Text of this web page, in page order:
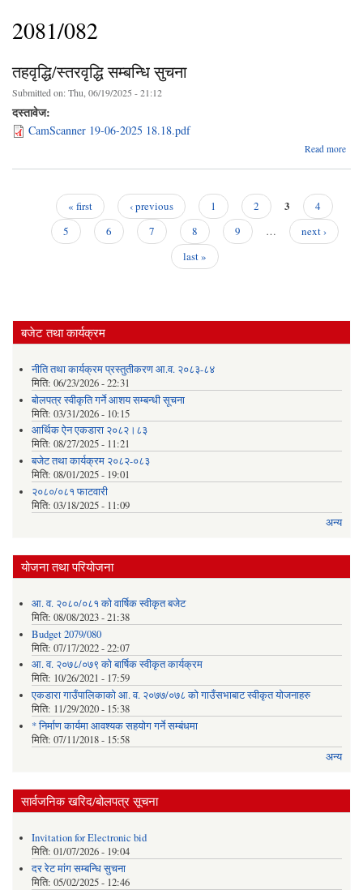
2081/082
तहवृद्धि/स्तरवृद्धि सम्बन्धि सुचना
Submitted on:Thu, 06/19/2025 - 21:12
दस्तावेज:
CamScanner 19-06-2025 18.18.pdf
Read more
« first ‹ previous 1 2 3
4
5
6 7 8 9 …
next ›
last »
बजेट तथा कार्यक्रम
नीति तथा कार्यक्रम प्रस्तुतीकरण आ.व. २०८३-८४
मिति: 06/23/2026 - 22:31
बोलपत्र स्वीकृति गर्ने आशय सम्बन्धी सूचना
मिति: 03/31/2026 - 10:15
आर्थिक ऐन एकडारा २०८२।८३
मिति: 08/27/2025 - 11:21
बजेट तथा कार्यक्रम २०८२-०८३
मिति: 08/01/2025 - 19:01
२०८०/०८१ फाटवारी
मिति: 03/18/2025 - 11:09
अन्य
योजना तथा परियोजना
आ. व. २०८०/०८१ को वार्षिक स्वीकृत बजेट
मिति: 08/08/2023 - 21:38
Budget 2079/080
मिति: 07/17/2022 - 22:07
आ. व. २०७८/०७९ को बार्षिक स्वीकृत कार्यक्रम
मिति: 10/26/2021 - 17:59
एकडारा गाउँपालिकाको आ. व. २०७७/०७८ को गाउँसभाबाट स्वीकृत योजनाहरु
मिति: 11/29/2020 - 15:38
* निर्माण कार्यमा आवश्यक सहयोग गर्ने सम्बंधमा
मिति: 07/11/2018 - 15:58
अन्य
सार्वजनिक खरिद/बोलपत्र सूचना
Invitation for Electronic bid
मिति: 01/07/2026 - 19:04
दर रेट मांग सम्बन्धि सुचना
मिति: 05/02/2025 - 12:46